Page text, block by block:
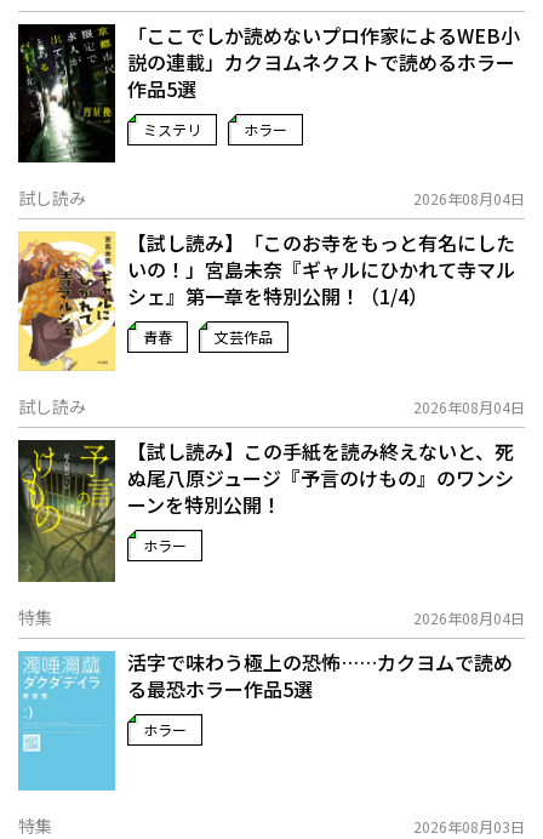
「ここでしか読めないプロ作家によるWEB小
説の連載」――カクヨムネクストで読めるホラー
作品5選
ミステリ ホラー
試し読み 2026年08月04日
【試し読み】「このお寺をもっと有名にした
いの！」宮島未奈『ギャルにひかれて寺マル
シェ』第一章を特別公開！（1/4）
青春 文芸作品
試し読み 2026年08月04日
【試し読み】この手紙を読み終えないと、死
ぬ――尾八原ジュージ『予言のけもの』のワンシ
ーンを特別公開！
ホラー
特集 2026年08月04日
活字で味わう極上の恐怖……カクヨムで読め
る最恐ホラー作品5選
ホラー
特集 2026年08月03日